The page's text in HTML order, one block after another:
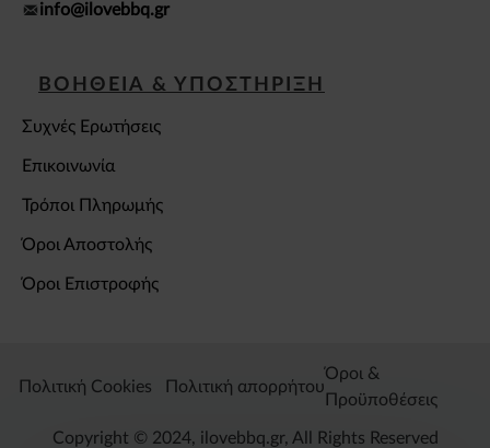
info@ilovebbq.gr
ΒΟΗΘΕΙΑ & ΥΠΟΣΤΗΡΙΞΗ
Συχνές Ερωτήσεις
Επικοινωνία
Τρόποι Πληρωμής
Όροι Αποστολής
Όροι Επιστροφής
Πολιτική Cookies Πολιτική απορρήτου
Όροι &
Προϋποθέσεις
Copyright © 2024, ilovebbq.gr, All Rights Reserved